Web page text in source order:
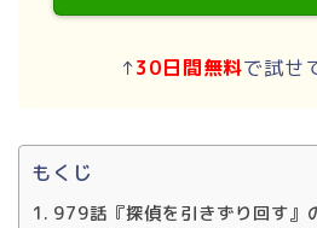
↑30日間無料で試せ
もくじ
979話『探偵を引きずり回す』